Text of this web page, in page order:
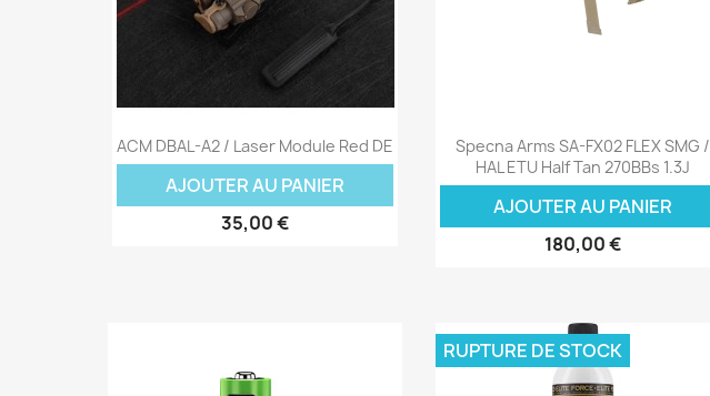
Aperçu rapide
ACM DBAL-A2 / Laser Module Red DE
AJOUTER AU PANIER
35,00 €
Aperçu rapide
Specna Arms SA-FX02 FLEX SMG /
HAL ETU Half Tan 270BBs 1.3J
AJOUTER AU PANIER
180,00 €
RUPTURE DE STOCK